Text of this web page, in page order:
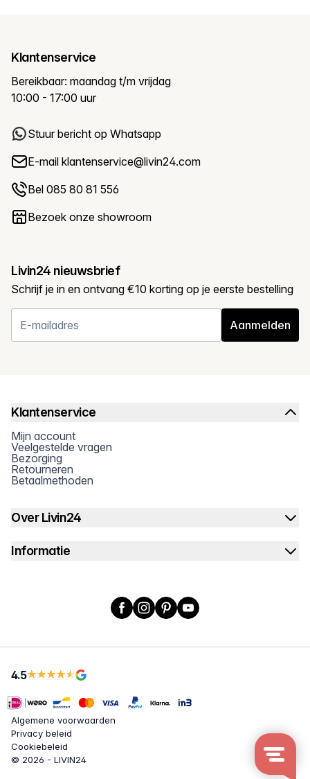
Klantenservice
Bereikbaar: maandag t/m vrijdag
10:00 - 17:00 uur
Stuur bericht op Whatsapp
E-mail klantenservice@livin24.com
Bel 085 80 81 556
Bezoek onze showroom
Livin24 nieuwsbrief
Schrijf je in en ontvang €10 korting op je eerste bestelling
Aanmelden
Klantenservice
Mijn account
Veelgestelde vragen
Bezorging
Retourneren
Betaalmethoden
Over Livin24
Informatie
Facebook
Instagram
PinterestYouTube
4.5
Algemene voorwaarden
Privacy beleid
Cookiebeleid
© 2026 - LIVIN24